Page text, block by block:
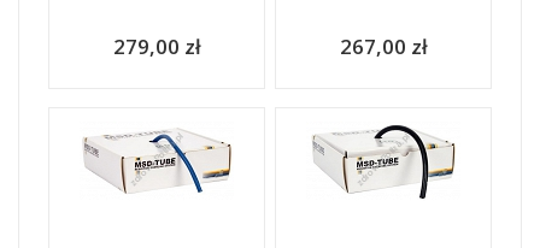
279,00 zł 267,00 zł